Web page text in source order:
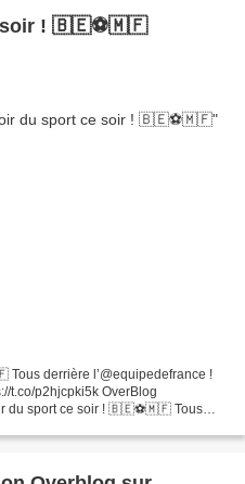
soir ! 🇧🇪⚽️🇲🇫️
derrière l’@equipedefrance !
t.co/p2hjcpki5k OverBlog
du sport ce soir ! 🇧🇪⚽️🇲🇫️ Tous